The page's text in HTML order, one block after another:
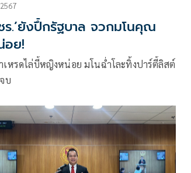
งปึ้กรัฐบาล จวกมโนคุณ
ย!
เหรดไล่บี้หญิงหน่อย มโนฉ่ำโละทิ้งปาร์ตี้ลิสต์
บ